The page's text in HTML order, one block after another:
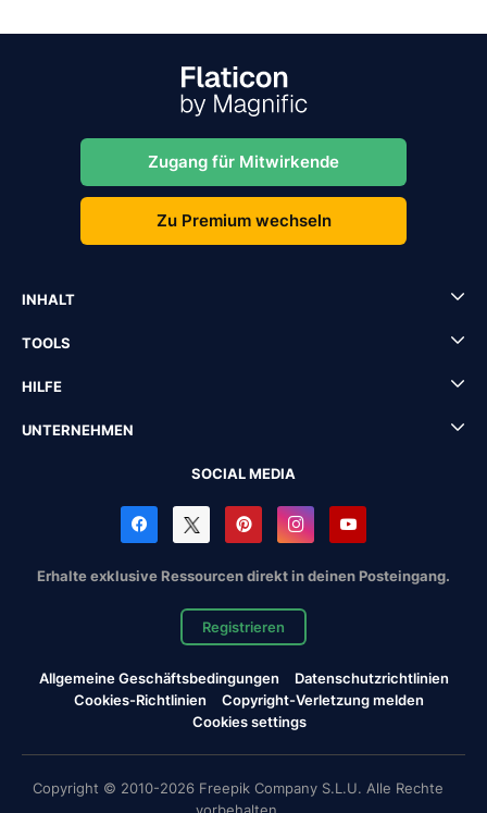
Zugang für Mitwirkende
Zu Premium wechseln
INHALT
TOOLS
HILFE
UNTERNEHMEN
SOCIAL MEDIA
Erhalte exklusive Ressourcen direkt in deinen Posteingang.
Registrieren
Allgemeine Geschäftsbedingungen
Datenschutzrichtlinien
Cookies-Richtlinien
Copyright-Verletzung melden
Cookies settings
Copyright © 2010-2026 Freepik Company S.L.U. Alle Rechte